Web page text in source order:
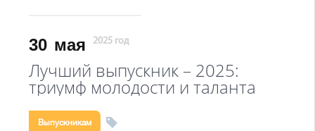
30 мая 2025 год
Лучший выпускник – 2025:
триумф молодости и таланта
Выпускникам